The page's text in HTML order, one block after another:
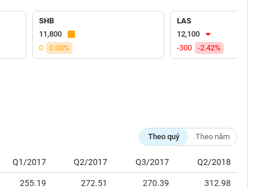
SHB
11,800
0
0.00%
LAS
12,100
-300
-2.42%
Theo quý Theo năm
Q1/2017 Q2/2017 Q3/2017 Q2/2018
255.19 272.51 270.39 312.98